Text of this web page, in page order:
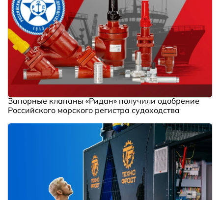
Запорные клапаны «Ридан» получили одобрение
Российского морского регистра судоходства